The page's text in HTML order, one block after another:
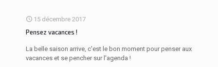
15 décembre 2017
Pensez vacances !
La belle saison arrive, c'est le bon moment pour penser aux
vacances et se pencher sur l'agenda !